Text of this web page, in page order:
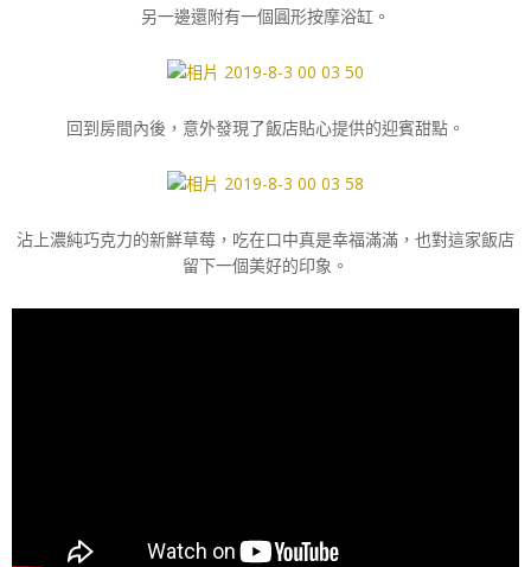
另一邊還附有一個圓形按摩浴缸。
回到房間內後，意外發現了飯店貼心提供的迎賓甜點。
沾上濃純巧克力的新鮮草莓，吃在口中真是幸福滿滿，也對這家飯店
留下一個美好的印象。